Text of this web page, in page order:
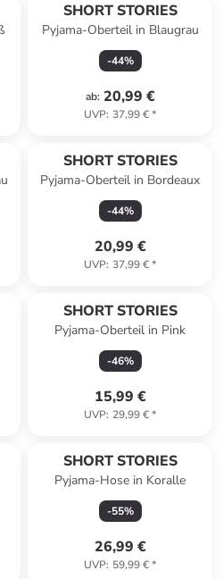
SHORT STORIES
Pyjama-Oberteil in Blaugrau
-44%
ab: 20,99 €
UVP: 37,99 €*
SHORT STORIES
Pyjama-Oberteil in Bordeaux
-44%
20,99 €
UVP: 37,99 €*
SHORT STORIES
Pyjama-Oberteil in Pink
-46%
15,99 €
UVP: 29,99 €*
SHORT STORIES
Pyjama-Hose in Koralle
-55%
26,99 €
UVP: 59,99 €*